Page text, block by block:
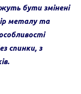
бути змінені
металу та
спинки, з